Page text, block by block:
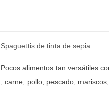
Spaguettis de tinta de sepia
Pocos alimentos tan versátiles
, carne, pollo, pescado,